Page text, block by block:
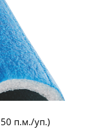
п.м./уп.)